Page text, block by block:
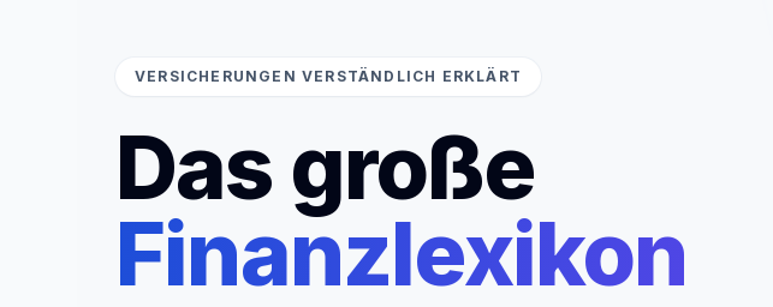
VERSICHERUNGEN VERSTÄNDLICH ERKLÄRT
Das große
Finanzlexikon